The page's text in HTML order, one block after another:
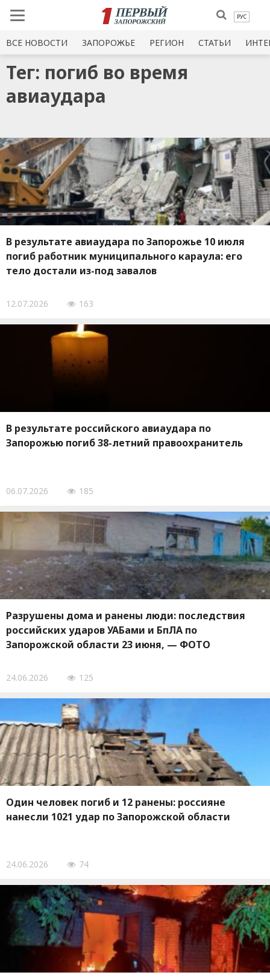
РУС
ВСЕ НОВОСТИ ЗАПОРОЖЬЕ РЕГИОН СТАТЬИ
Тег: погиб во время
авиаудара
В результате авиаудара по Запорожье 10 июля
погиб работник муниципального караула: его
тело достали из-под завалов
12.07.2026 163
В результате российского авиаудара по
Запорожью погиб 38-летний правоохранитель
06.07.2026 185
Разрушены дома и ранены люди: последствия
российских ударов УАБами и БпЛА по
Запорожской области 23 июня, — ФОТО
24.06.2026 125
Один человек погиб и 12 ранены: россияне
нанесли 1021 удар по Запорожской области
24.06.2026 74